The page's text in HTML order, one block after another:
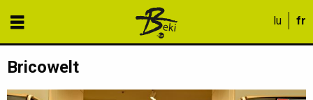
Bricowelt